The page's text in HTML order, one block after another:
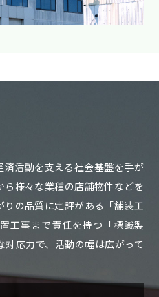
活動を支える社会基盤を手が
様々な業種の店舗物件などを
の品質に定評がある「舗装工
工事まで責任を持つ「標識製
応力で、活動の幅は広がって